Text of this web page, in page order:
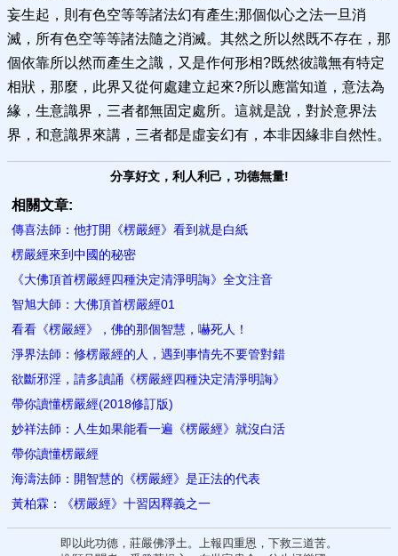
妄生起，則有色空等等諸法幻有產生;那個似心之法一旦消
滅，所有色空等等諸法隨之消滅。其然之所以然既不存在，那
個依靠所以然而產生之識，又是作何形相?既然彼識無有特定
相狀，那麼，此界又從何處建立起來?所以應當知道，意法為
緣，生意識界，三者都無固定處所。這就是說，對於意界法
界，和意識界來講，三者都是虛妄幻有，本非因緣非自然性。
分享好文，利人利己，功德無量!
相關文章:
傳喜法師：他打開《楞嚴經》看到就是白紙
楞嚴經來到中國的秘密
《大佛頂首楞嚴經四種決定清淨明誨》全文注音
智旭大師：大佛頂首楞嚴經01
看看《楞嚴經》，佛的那個智慧，嚇死人！
淨界法師：修楞嚴經的人，遇到事情先不要管對錯
欲斷邪淫，請多讀誦《楞嚴經四種決定清淨明誨》
帶你讀懂楞嚴經(2018修訂版)
妙祥法師：人生如果能看一遍《楞嚴經》就沒白活
帶你讀懂楞嚴經
海濤法師：開智慧的《楞嚴經》是正法的代表
黃柏霖：《楞嚴經》十習因釋義之一
即以此功德，莊嚴佛淨土。上報四重恩，下救三道苦。